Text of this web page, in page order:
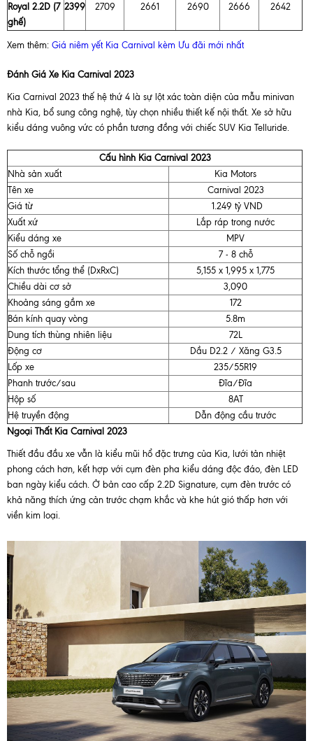
Royal 2.2D (7
ghế)
2399 2709 2661 2690 2666 2642
Xem thêm: Giá niêm yết Kia Carnival kèm Ưu đãi mới nhất
Đánh Giá Xe Kia Carnival 2023
Kia Carnival 2023 thế hệ thứ 4 là sự lột xác toàn diện của mẫu minivan
nhà Kia, bổ sung công nghệ, tùy chọn nhiều thiết kế nội thất. Xe sở hữu
kiểu dáng vuông vức có phần tương đồng với chiếc SUV Kia Telluride.
Cấu hình Kia Carnival 2023
Nhà sản xuất
Kia Motors
Tên xe
Carnival 2023
Giá từ
1.249 tỷ VND
Xuất xứ
Lắp ráp trong nước
Kiểu dáng xe
MPV
Số chỗ ngồi
7 - 8 chỗ
Kích thước tổng thể (DxRxC)
5,155 x 1,995 x 1,775
Chiều dài cơ sở
3,090
Khoảng sáng gầm xe
172
Bán kính quay vòng
5.8m
Dung tích thùng nhiên liệu
72L
Động cơ
Dầu D2.2 / Xăng G3.5
Lốp xe
235/55R19
Phanh trước/sau
Đĩa/Đĩa
Hộp số
8AT
Hệ truyền động
Dẫn động cầu trước
Ngoại Thất Kia Carnival 2023
Thiết đầu đầu xe vẫn là kiểu mũi hổ đặc trưng của Kia, lưới tản nhiệt
phong cách hơn, kết hợp với cụm đèn pha kiểu dáng độc đáo, đèn LED
ban ngày kiểu cách. Ở bản cao cấp 2.2D Signature, cụm đèn trước có
khả năng thích ứng cản trước chạm khắc và khe hút gió thấp hơn với
viền kim loại.